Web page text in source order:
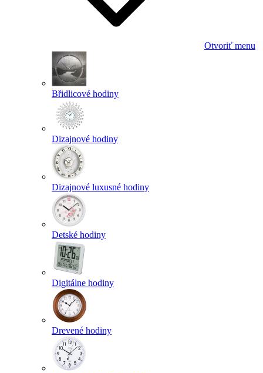
Otvoriť menu
Břidlicové hodiny
Dizajnové hodiny
Dizajnové luxusné hodiny
Detské hodiny
Digitálne hodiny
Drevené hodiny